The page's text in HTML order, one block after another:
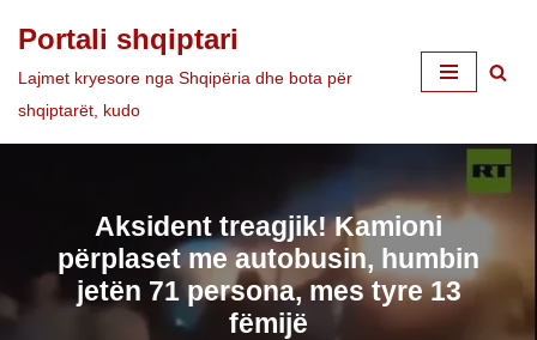
Skip
to
Portali shqiptari
Lajmet kryesore nga Shqipëria dhe bota për
shqiptarët, kudo
Aksident treagjik! Kamioni
përplaset me autobusin, humbin
jetën 71 persona, mes tyre 13
fëmijë